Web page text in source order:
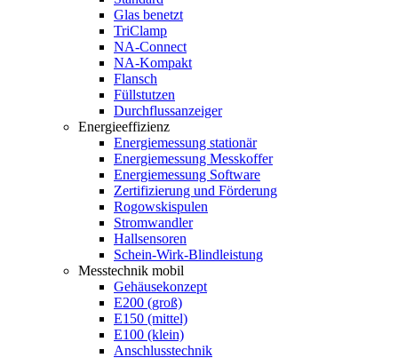
Glas benetzt
TriClamp
NA-Connect
NA-Kompakt
Flansch
Füllstutzen
Durchflussanzeiger
Energieeffizienz
Energiemessung stationär
Energiemessung Messkoffer
Energiemessung Software
Zertifizierung und Förderung
Rogowskispulen
Stromwandler
Hallsensoren
Schein-Wirk-Blindleistung
Messtechnik mobil
Gehäusekonzept
E200 (groß)
E150 (mittel)
E100 (klein)
Anschlusstechnik